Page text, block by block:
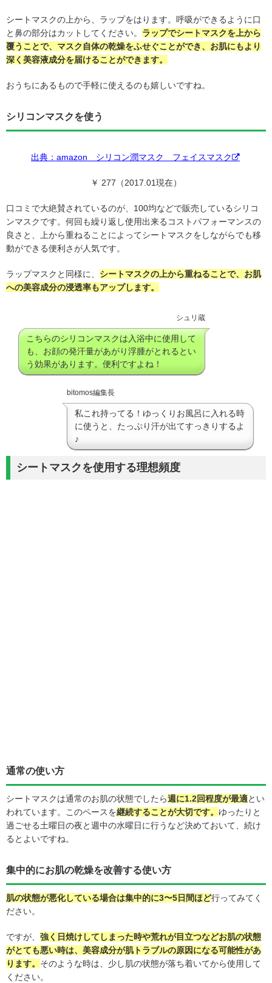
シートマスクの上から、ラップをはります。呼吸ができるように口
と鼻の部分はカットしてください。 ラップでシートマスクを上から
覆うことで、マスク自体の乾燥をふせぐことができ、お肌にもより
深く美容液成分を届けることができます。
おうちにあるもので手軽に使えるのも嬉しいですね。
シリコンマスクを使う
出典：amazon シリコン潤マスク フェイスマスク
￥ 277（2017.01現在）
口コミで大絶賛されているのが、100均などで販売しているシリコ
ンマスクです。何回も繰り返し使用出来るコストパフォーマンスの
良さと、上から重ねることによってシートマスクをしながらでも移
動ができる便利さが人気です。
ラップマスクと同様に、 シートマスクの上から重ねることで、お肌
への美容成分の浸透率もアップします。
シュリ蔵
こちらのシリコンマスクは入浴中に使用して
も、お顔の発汗量があがり浮腫がとれるとい
う効果があります。便利ですよね！
bitomos編集長
私これ持ってる！ゆっくりお風呂に入れる時
に使うと、たっぷり汗が出てすっきりするよ
♪
シートマスクを使用する理想頻度
通常の使い方
シートマスクは通常のお肌の状態でしたら週に1.2回程度が最適とい
われています。このペースを継続することが大切です。 ゆったりと
過ごせる土曜日の夜と週中の水曜日に行うなど決めておいて、続け
るとよいですね。
集中的にお肌の乾燥を改善する使い方
肌の状態が悪化している場合は集中的に3〜5日間ほど行ってみてく
ださい。
ですが、 強く日焼けしてしまった時や荒れが目立つなどお肌の状態
がとても悪い時は、美容成分が肌トラブルの原因になる可能性があ
ります。 そのような時は、少し肌の状態が落ち着いてから使用して
ください。